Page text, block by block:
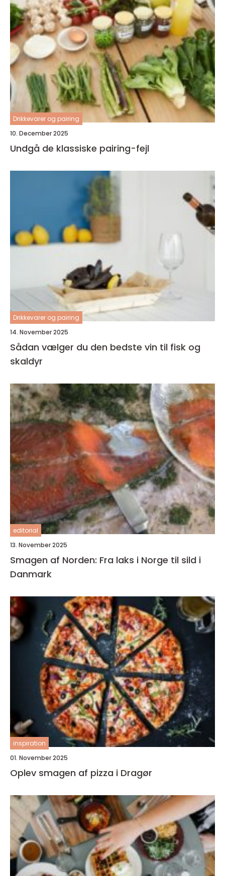
Drikkevarer og pairing
10. December 2025
Undgå de klassiske pairing-fejl
Drikkevarer og pairing
14. November 2025
Sådan vælger du den bedste vin til fisk og
skaldyr
editorial
13. November 2025
Smagen af Norden: Fra laks i Norge til sild i
Danmark
inspiration
01. November 2025
Oplev smagen af pizza i Dragør